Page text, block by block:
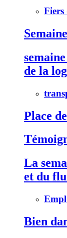
Fiers
de la
Place
La
et du
Bien